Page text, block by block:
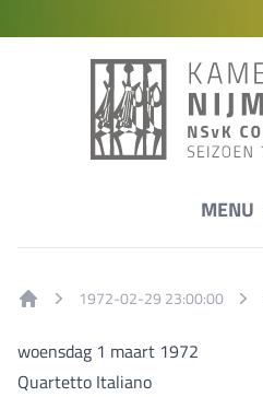
MENU
1972-02-29 23:00:00
woensdag 1 maart 1972
Quartetto Italiano